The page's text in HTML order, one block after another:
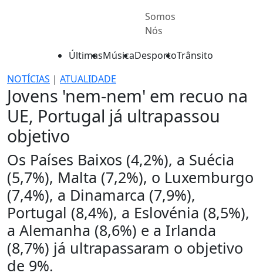
Somos
Nós
ÚltimasMúsicaDesportoTrânsito
NOTÍCIAS | ATUALIDADE
Jovens 'nem-nem' em recuo na
UE, Portugal já ultrapassou
objetivo
Os Países Baixos (4,2%), a Suécia
(5,7%), Malta (7,2%), o Luxemburgo
(7,4%), a Dinamarca (7,9%),
Portugal (8,4%), a Eslovénia (8,5%),
a Alemanha (8,6%) e a Irlanda
(8,7%) já ultrapassaram o objetivo
de 9%.